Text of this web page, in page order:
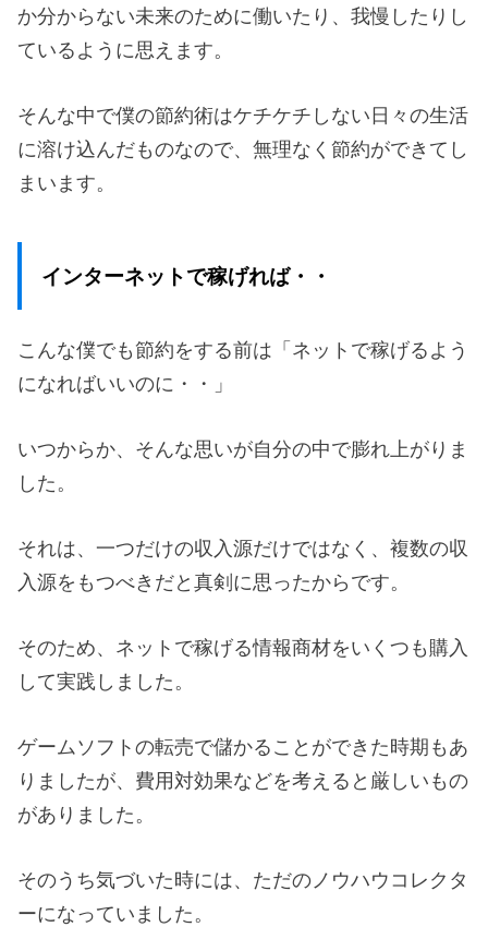
か分からない未来のために働いたり、我慢したりし
ているように思えます。
そんな中で僕の節約術はケチケチしない日々の生活
に溶け込んだものなので、無理なく節約ができてし
まいます。
インターネットで稼げれば・・
こんな僕でも節約をする前は「ネットで稼げるよう
になればいいのに・・」
いつからか、そんな思いが自分の中で膨れ上がりま
した。
それは、一つだけの収入源だけではなく、複数の収
入源をもつべきだと真剣に思ったからです。
そのため、ネットで稼げる情報商材をいくつも購入
して実践しました。
ゲームソフトの転売で儲かることができた時期もあ
りましたが、費用対効果などを考えると厳しいもの
がありました。
そのうち気づいた時には、ただのノウハウコレクタ
ーになっていました。